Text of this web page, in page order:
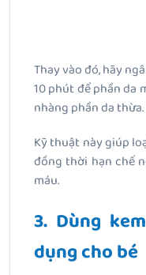
Thay vào đó, hãy
10 phút để phần da
nhàng phần da thừa.
Kỹ thuật này giúp
đồng thời hạn chế
máu.
3. Dùng
dụng cho bé